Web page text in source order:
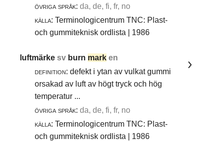
övriga språk: da, de, fi, fr, no
källa: Terminologicentrum TNC: Plast-
och gummiteknisk ordlista | 1986
luftmärkesv burn mark en
definition: defekt i ytan av vulkat gummi
orsakad av luft av högt tryck och hög
temperatur ...
övriga språk: da, de, fi, fr, no
källa: Terminologicentrum TNC: Plast-
och gummiteknisk ordlista | 1986